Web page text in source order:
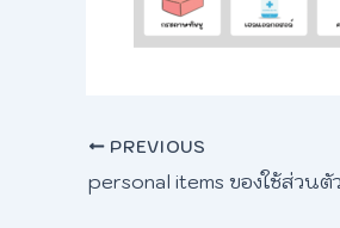
PREVIOUS
personal items ของใช้ส่วน